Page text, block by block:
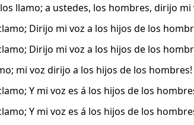
llamo; a ustedes, los hombres, dirijo mi
Dirijo mi voz a los hijos de los
Dirijo mi voz a los hijos de los
mi voz dirijo a los hijos de los hombres!
Y mi voz es á los hijos de los
Y mi voz es á los hijos de los